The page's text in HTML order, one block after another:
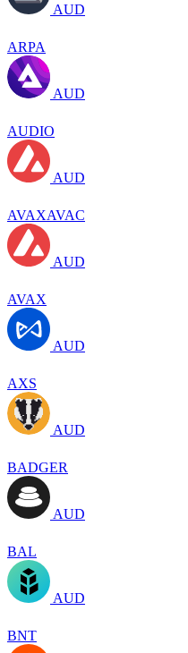
AUD
ARPA
AUD
AUDIO
AUD
AVAXAVAC
AUD
AVAX
AUD
AXS
AUD
BADGER
AUD
BAL
AUD
BNT